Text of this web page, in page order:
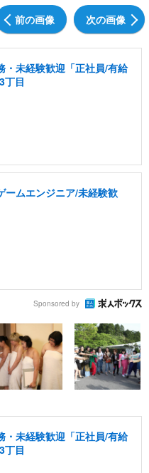
前の画像 次の画像
・未経験歓迎「正社員/有給
丁目
ームエンジニア/未経験歓
Sponsored by
・未経験歓迎「正社員/有給
丁目